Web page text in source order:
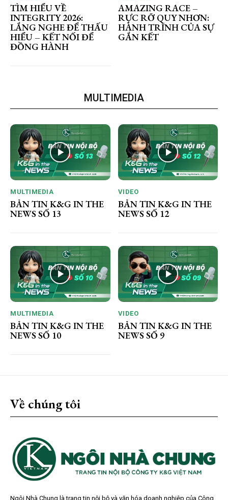
TÌM HIỂU VỀ
INTEGRITY 2026:
LẮNG NGHE ĐỂ THẤU
HIỂU – KẾT NỐI ĐỂ
ĐỒNG HÀNH
AMAZING RACE –
RỰC RỠ QUY NHƠN:
HÀNH TRÌNH CỦA SỰ
GẮN KẾT
MULTIMEDIA
MULTIMEDIA
BẢN TIN K&G IN THE
NEWS SỐ 13
VIDEO
BẢN TIN K&G IN THE
NEWS SỐ 12
MULTIMEDIA
BẢN TIN K&G IN THE
NEWS SỐ 10
VIDEO
BẢN TIN K&G IN THE
NEWS SỐ 9
Về chúng tôi
Ngôi Nhà Chung là trang tin nội bộ và văn hóa doanh nghiệp của Công